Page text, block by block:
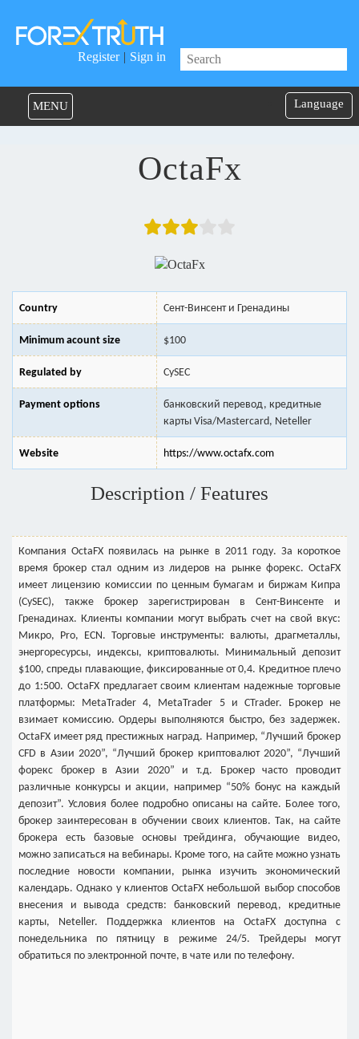
Register | Sign in
Language
MENU
OctaFx
Country Сент-Винсент и Гренадины
Minimum acount size $100
Regulated by CySEC
Payment options
банковский перевод, кредитные
карты Visa/Mastercard, Neteller
Website https://www.octafx.com
Description / Features
Компания OctaFX появилась на рынке в 2011 году. За короткое
время брокер стал одним из лидеров на рынке форекс. OctaFX
имеет лицензию комиссии по ценным бумагам и биржам Кипра
(CySEC), также брокер зарегистрирован в Сент-Винсенте и
Гренадинах. Клиенты компании могут выбрать счет на свой вкус:
Микро, Pro, ECN. Торговые инструменты: валюты, драгметаллы,
энергоресурсы, индексы, криптовалюты. Минимальный депозит
$100, спреды плавающие, фиксированные от 0,4. Кредитное плечо
до 1:500. OctaFX предлагает своим клиентам надежные торговые
платформы: MetaTrader 4, MetaTrader 5 и CTrader. Брокер не
взимает комиссию. Ордеры выполняются быстро, без задержек.
OctaFX имеет ряд престижных наград. Например, “Лучший брокер
CFD в Азии 2020”, “Лучший брокер криптовалют 2020”, “Лучший
форекс брокер в Азии 2020” и т.д. Брокер часто проводит
различные конкурсы и акции, например “50% бонус на каждый
депозит”. Условия более подробно описаны на сайте. Более того,
брокер заинтересован в обучении своих клиентов. Так, на сайте
брокера есть базовые основы трейдинга, обучающие видео,
можно записаться на вебинары. Кроме того, на сайте можно узнать
последние новости компании, рынка изучить экономический
календарь. Однако у клиентов OctaFX небольшой выбор способов
внесения и вывода средств: банковский перевод, кредитные
карты, Neteller. Поддержка клиентов на OctaFX доступна с
понедельника по пятницу в режиме 24/5. Трейдеры могут
обратиться по электронной почте, в чате или по телефону.